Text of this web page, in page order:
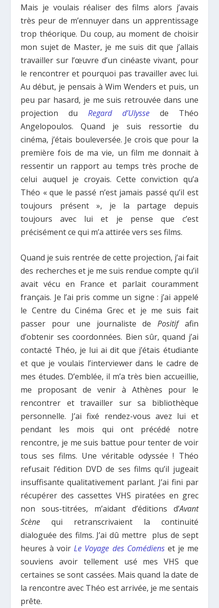
Mais je voulais réaliser des films alors j’avais
très peur de m’ennuyer dans un apprentissage
trop théorique. Du coup, au moment de choisir
mon sujet de Master, je me suis dit que j’allais
travailler sur l’œuvre d’un cinéaste vivant, pour
le rencontrer et pourquoi pas travailler avec lui.
Au début, je pensais à Wim Wenders et puis, un
peu par hasard, je me suis retrouvée dans une
projection duRegard d’Ulyssede Théo
Angelopoulos. Quand je suis ressortie du
cinéma, j’étais bouleversée. Je crois que pour la
première fois de ma vie, un film me donnait à
ressentir un rapport au temps très proche de
celui auquel je croyais. Cette conviction qu’a
Théo « que le passé n’est jamais passé qu’il est
toujours présent », je la partage depuis
toujours avec lui et je pense que c’est
précisément ce qui m’a attirée vers ses films.
Quand je suis rentrée de cette projection, j’ai fait
des recherches et je me suis rendue compte qu’il
avait vécu en France et parlait couramment
français. Je l’ai pris comme un signe : j’ai appelé
le Centre du Cinéma Grec et je me suis fait
passer pour une journaliste de Positifafin
d’obtenir ses coordonnées. Bien sûr, quand j’ai
contacté Théo, je lui ai dit que j’étais étudiante
et que je voulais l’interviewer dans le cadre de
mes études. D’emblée, il m’a très bien accueillie,
me proposant de venir à Athènes pour le
rencontrer et travailler sur sa bibliothèque
personnelle. J’ai fixé rendez-vous avez lui et
pendant les mois qui ont précédé notre
rencontre, je me suis battue pour tenter de voir
tous ses films. Une véritable odyssée ! Théo
refusait l’édition DVD de ses films qu’il jugeait
insuffisante qualitativement parlant. J’ai fini par
récupérer des cassettes VHS piratées en grec
non sous-titrées, m’aidant d’éditions d’Avant
Scène qui retranscrivaient la continuité
dialoguée des films. J’ai dû mettre plus de sept
heures à voirLe Voyage des Comédienset je me
souviens avoir tellement usé mes VHS que
certaines se sont cassées. Mais quand la date de
la rencontre avec Théo est arrivée, je me sentais
prête.